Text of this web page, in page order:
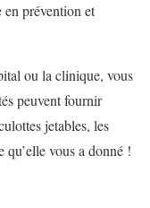
en prévention et
ou la clinique, vous
peuvent fournir
jetables, les
vous a donné !